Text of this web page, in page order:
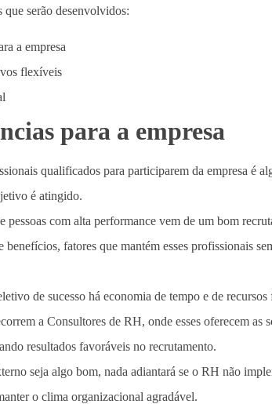
serão desenvolvidos:
a empresa
flexíveis
para a empresa
qualificados para participarem da empresa é
é atingido.
pessoas com alta performance vem de um bom
fatores que mantém esses profissionais
de sucesso há economia de tempo e de
a Consultores de RH, onde esses oferecem as
resultados favoráveis no recrutamento.
seja algo bom, nada adiantará se o RH não
o clima organizacional agradável.